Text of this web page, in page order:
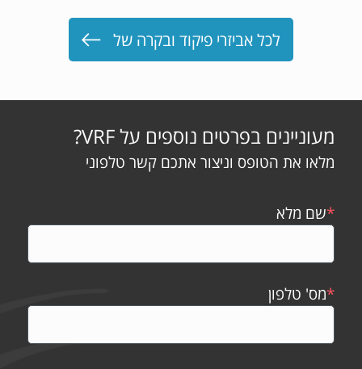
לכל אביזרי פיקוד ובקרה של
מעוניינים בפרטים נוספים על VRF?
מלאו את הטופס וניצור אתכם קשר טלפוני
*שם מלא
*מס' טלפון